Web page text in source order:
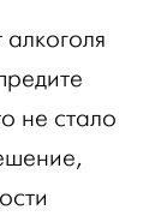
не стало